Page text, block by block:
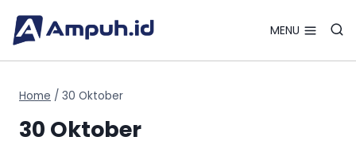
content
MENU
Home / 30 Oktober
30 Oktober